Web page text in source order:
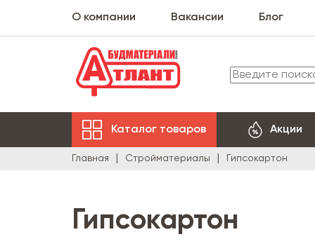
О компании Вакансии Блог
Каталог товаров Акции
Главная Стройматериалы Гипсокартон
Гипсокартон